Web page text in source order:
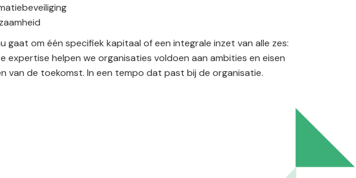
gaat om één specifiek kapitaal of een integrale inzet van alle zes:
expertise helpen we organisaties voldoen aan ambities en eisen
van de toekomst. In een tempo dat past bij de organisatie.